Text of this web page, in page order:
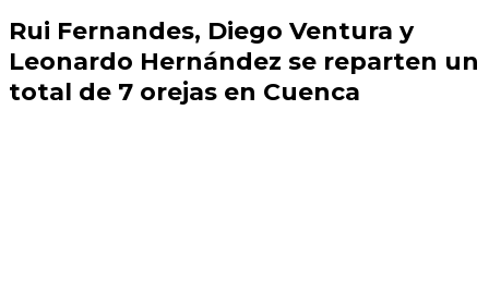
Rui Fernandes, Diego Ventura y
Leonardo Hernández se reparten un
total de 7 orejas en Cuenca